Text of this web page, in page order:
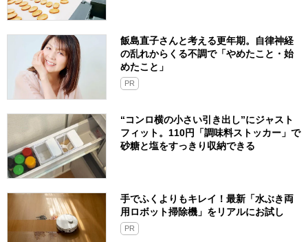
飯島直子さんと考える更年期。自律神経
の乱れからくる不調で「やめたこと・始
めたこと」
PR
“コンロ横の小さい引き出し”にジャスト
フィット。110円「調味料ストッカー」で
砂糖と塩をすっきり収納できる
手でふくよりもキレイ！最新「水ぶき両
用ロボット掃除機」をリアルにお試し
PR